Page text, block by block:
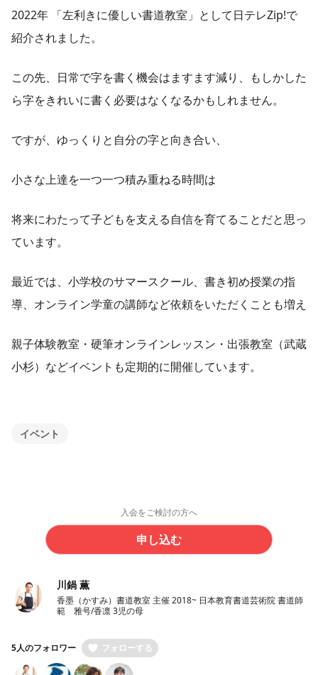
2022年 「左利きに優しい書道教室」として日テレZip!で
紹介されました。
この先、日常で字を書く機会はますます減り、もしかした
ら字をきれいに書く必要はなくなるかもしれません。
ですが、ゆっくりと自分の字と向き合い、
小さな上達を一つ一つ積み重ねる時間は
将来にわたって子どもを支える自信を育てることだと思っ
ています。
最近では、小学校のサマースクール、書き初め授業の指
導、オンライン学童の講師など依頼をいただくことも増え
親子体験教室・硬筆オンラインレッスン・出張教室（武蔵
小杉）などイベントも定期的に開催しています。
イベント
入会をご検討の方へ
申し込む
川鍋 薫
香墨（かすみ）書道教室 主催 2018~ 日本教育書道芸術院 書道師
範 雅号/香凛 3児の母
5人のフォロワー フォローする